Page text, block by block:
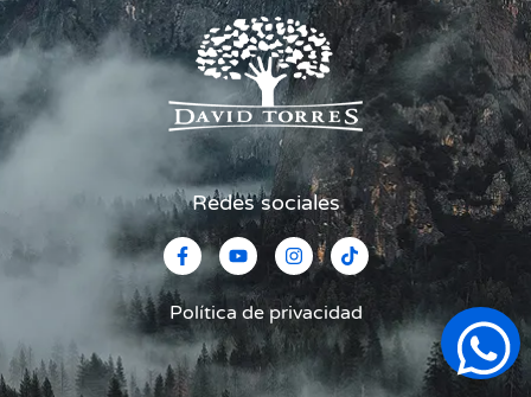
Redes sociales
Política de privacidad